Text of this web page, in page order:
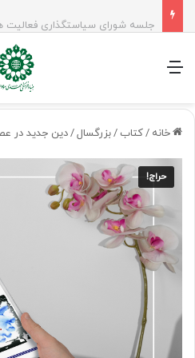
جلسه شورای سیاستگذاری فعالیت
منو
خانه /کتاب /بزرگسال/دین جدید در
حراج!